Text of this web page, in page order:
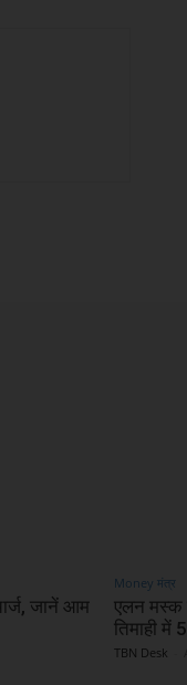
जानें आम
Money मंत्र
एलन मस्क
तिमाही में
TBN Desk